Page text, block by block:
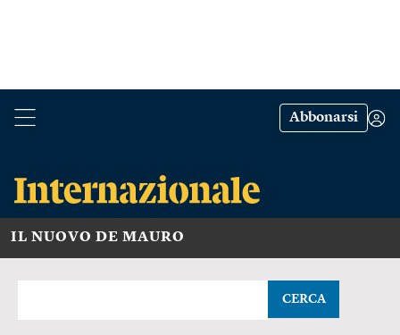
Abbonarsi
IL NUOVO DE MAURO
CERCA